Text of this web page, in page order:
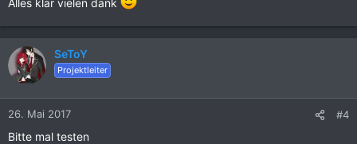
SeToY
Projektleiter
26. Mai 2017 #4
Bitte mal testen